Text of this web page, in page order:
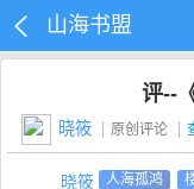
山海书盟
评--
晓筱 原创评论
晓筱 人海孤鸿